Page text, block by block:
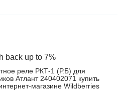
back up to 7%
реле РКТ-1 (Р.Б) для
Атлант 240402071 купить
Wildberries